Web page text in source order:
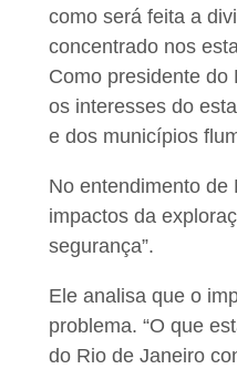
como será feita a
concentrado nos
Como presidente
os interesses do
e dos municípios
No entendimento de
impactos da
segurança”.
Ele analisa que o
problema. “O que
do Rio de Janeiro